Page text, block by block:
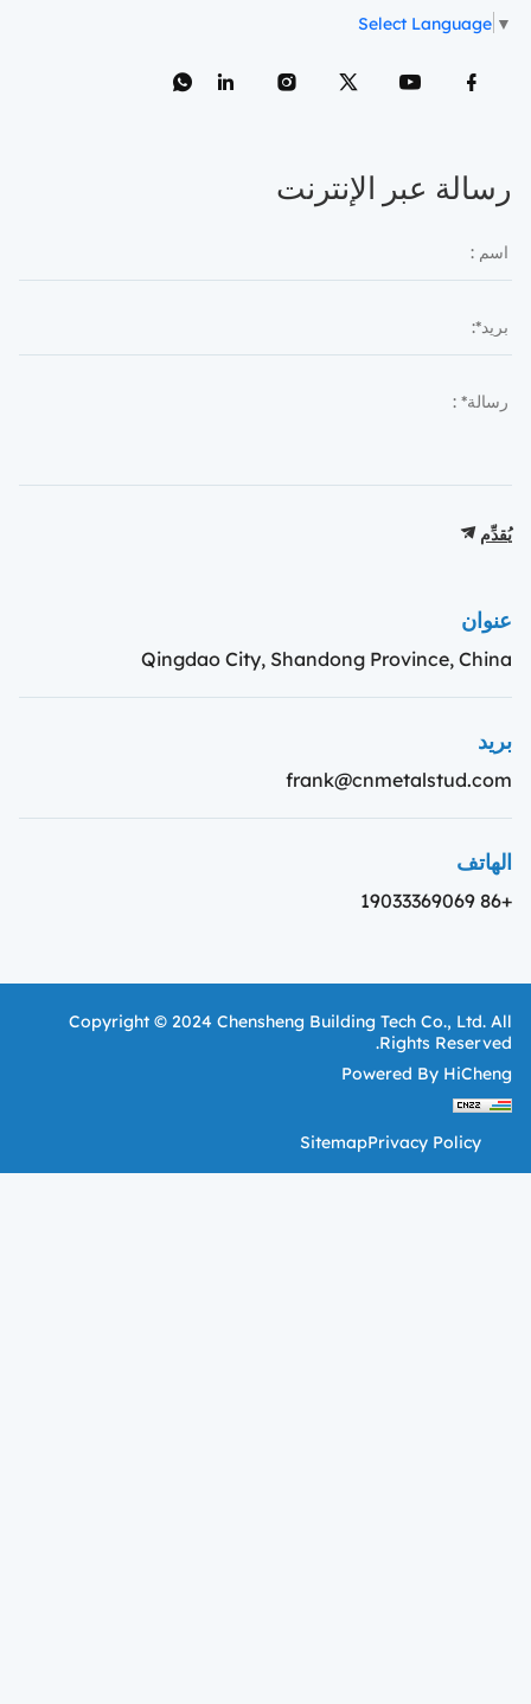
Select Language ▼
رسالة عبر الإنترنت
يُقدِّم
عنوان
Qingdao City, Shandong Province, China
بريد
frank@cnmetalstud.com
الهاتف
+86 19033369069
Copyright © 2024 Chensheng Building Tech Co., Ltd. All
Rights Reserved.
Powered By HiCheng
Privacy Policy
Sitemap